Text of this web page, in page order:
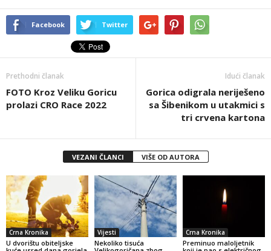
Facebook Twitter
Prethodni članak
FOTO Kroz Veliku Goricu
prolazi CRO Race 2022
Idući članak
Gorica odigrala neriješeno
sa Šibenikom u utakmici s
tri crvena kartona
VEZANI ČLANCI VIŠE OD AUTORA
Crna Kronika
U dvorištu obiteljske
Vijesti
Nekoliko tisuća
Crna Kronika
Preminuo maloljetnik